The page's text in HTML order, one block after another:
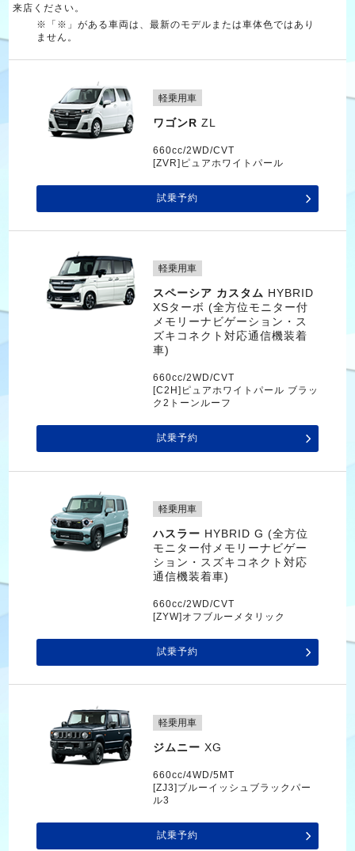
来店ください。
※「※」がある車両は、最新のモデルまたは車体色ではあり
ません。
軽乗用車
ワゴンR ZL
660cc/2WD/CVT
[ZVR]ピュアホワイトパール
試乗予約
軽乗用車
スペーシア カスタム HYBRID
XSターボ (全方位モニター付
メモリーナビゲーション・ス
ズキコネクト対応通信機装着
車)
660cc/2WD/CVT
[C2H]ピュアホワイトパール ブラッ
ク2トーンルーフ
試乗予約
軽乗用車
ハスラー HYBRID G (全方位
モニター付メモリーナビゲー
ション・スズキコネクト対応
通信機装着車)
660cc/2WD/CVT
[ZYW]オフブルーメタリック
試乗予約
軽乗用車
ジムニー XG
660cc/4WD/5MT
[ZJ3]ブルーイッシュブラックパー
ル3
試乗予約